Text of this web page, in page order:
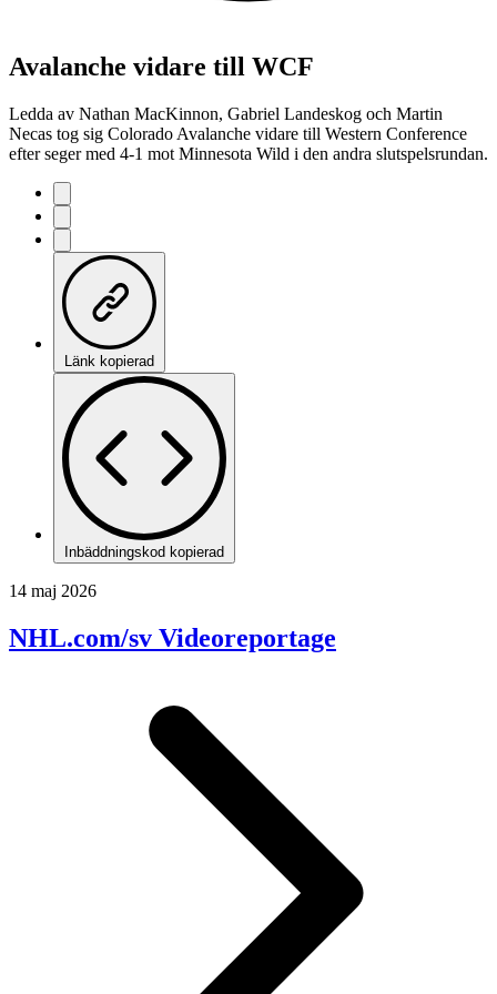
Avalanche vidare till WCF
Ledda av Nathan MacKinnon, Gabriel Landeskog och Martin
Necas tog sig Colorado Avalanche vidare till Western Conference
efter seger med 4-1 mot Minnesota Wild i den andra slutspelsrundan.
Länk kopierad
Inbäddningskod kopierad
14 maj 2026
NHL.com/sv Videoreportage